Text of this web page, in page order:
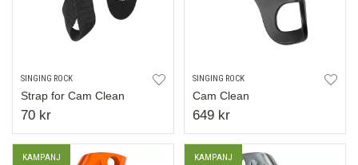
SINGING ROCK
Strap for Cam Clean
70 kr
SINGING ROCK
Cam Clean
649 kr
KAMPANJ KAMPANJ